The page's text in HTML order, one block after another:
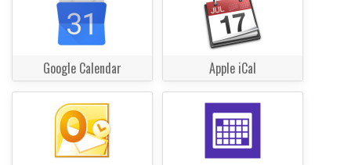
Google Calendar Apple iCal